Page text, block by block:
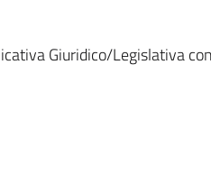
Giuridico/Legislativa